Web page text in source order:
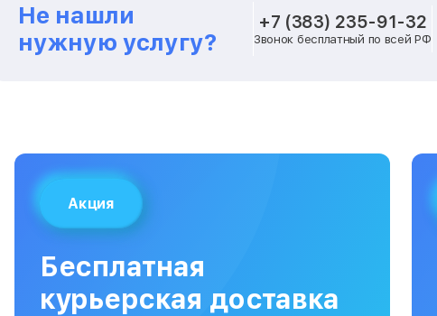
Замена блока питания
Замена платы лазерного модуля
Замена материнской платы
Сборка / разборка принтера
Не нашли
нужную услугу?
+7 (383) 235-91-32
Звонок бесплатный по всей РФ
Акция
Бесплатная
курьерская доставка